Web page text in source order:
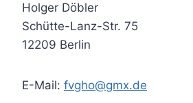
Holger Döbler
Schütte-Lanz-Str. 75
12209 Berlin
E-Mail: fvgho@gmx.de